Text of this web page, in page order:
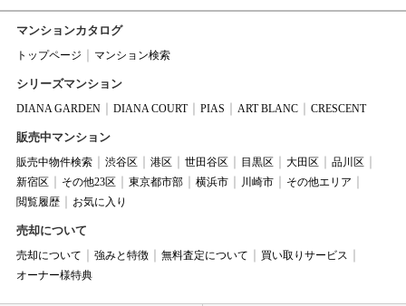
マンションカタログ
トップページ マンション検索
シリーズマンション
DIANA GARDEN DIANA COURT PIAS ART BLANC CRESCENT
販売中マンション
販売中物件検索 渋谷区 港区 世田谷区 目黒区 大田区
品川区
新宿区
その他23区 東京都市部 横浜市 川崎市
その他エリア
閲覧履歴
お気に入り
売却について
売却について 強みと特徴 無料査定について
買い取りサービス
オーナー様特典